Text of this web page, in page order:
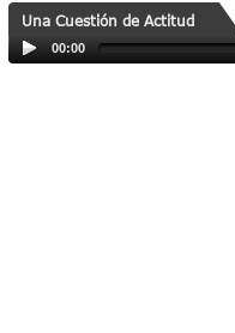
Una Cuestión de Actitud
00:00